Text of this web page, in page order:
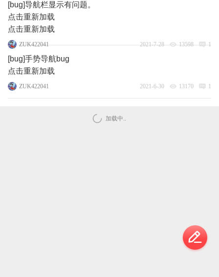
[bug]导航栏显示有问题。
点击重新加载
点击重新加载
ZUK422041 2021-7-28 13598 1
[bug]手势导航bug
点击重新加载
ZUK422041 2021-6-30 13170 1
加载中..